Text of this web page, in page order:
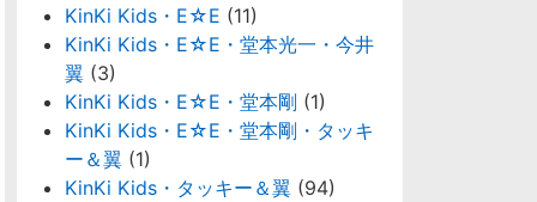
KinKi Kids・E☆E (11)
KinKi Kids・E☆E・堂本光一・今井
翼 (3)
KinKi Kids・E☆E・堂本剛 (1)
KinKi Kids・E☆E・堂本剛・タッキ
ー＆翼 (1)
KinKi Kids・タッキー＆翼 (94)